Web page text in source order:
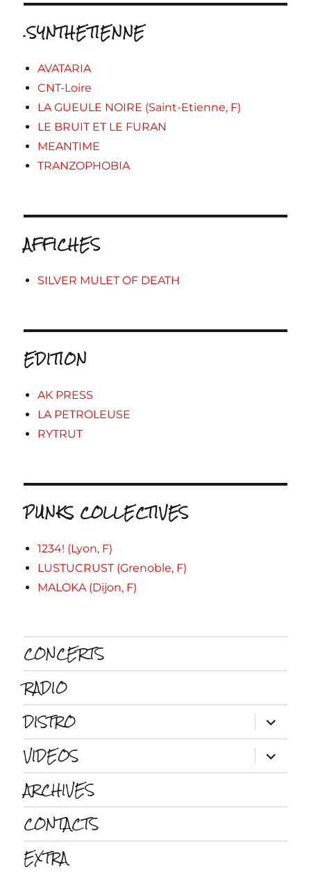
.SYNTHETIENNE
AVATARIA
CNT-Loire
LA GUEULE NOIRE (Saint-Etienne, F)
LE BRUIT ET LE FURAN
MEANTIME
TRANZOPHOBIA
AFFICHES
SILVER MULET OF DEATH
EDITION
AK PRESS
LA PETROLEUSE
RYTRUT
PUNKS COLLECTIVES
1234! (Lyon, F)
LUSTUCRUST (Grenoble, F)
MALOKA (Dijon, F)
CONCERTS
RADIO
DISTRO
ouvrir
le
sous-
menu
VIDEOS ouvrir
le
sous-
ARCHIVES
CONTACTS
EXTRA